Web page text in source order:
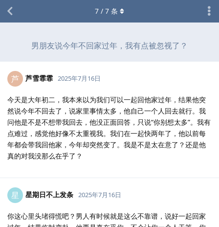
男朋友说今年不回家过年，我有点被忽视了？
7 / 7 条
芦 芦雪霏霏 2025年7月16日
今天是大年初二，我本来以为我们可以一起回他家过年，结果他突
然说今年不回去了，说家里事情太多，他自己一个人回去就行。我
问他是不是不想带我回去，他没正面回答，只说“你别想太多”。我有
点难过，感觉他好像不太重视我。我们在一起快两年了，他以前每
年都会带我回他家，今年却突然变了。我是不是太在意了？还是他
真的对我没那么在乎了？
星 星期日不上发条 2025年7月16日
你这心里头堵得慌吧？男人有时候就是这么不靠谱，说好一起回家